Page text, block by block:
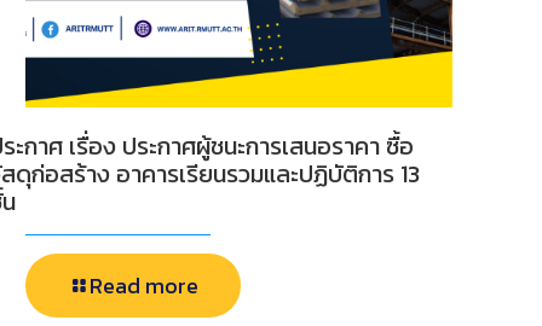
ะกาศ เรื่อง ประกาศผู้ชนะการเสนอราคา ซื้อ
ดุก่อสร้าง อาคารเรียนรวมและปฏิบัติการ 13
Read more